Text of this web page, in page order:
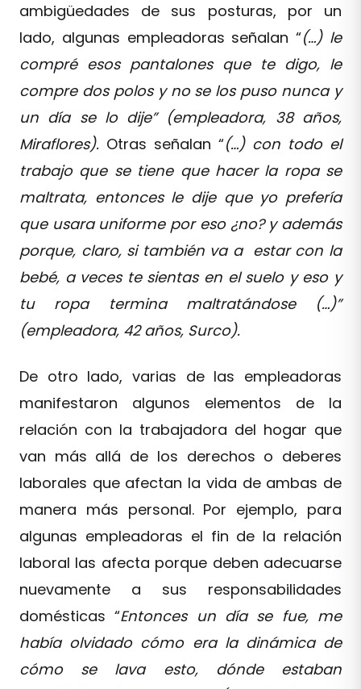
ambigüedades de sus posturas, por un
lado, algunas empleadoras señalan “(…) le
compré esos pantalones que te digo, le
compre dos polos y no se los puso nunca y
un día se lo dije” (empleadora, 38 años,
Miraflores). Otras señalan “(…) con todo el
trabajo que se tiene que hacer la ropa se
maltrata, entonces le dije que yo prefería
que usara uniforme por eso ¿no? y además
porque, claro, si también va a estar con la
bebé, a veces te sientas en el suelo y eso y
tu ropa termina maltratándose (…)”
(empleadora, 42 años, Surco).
De otro lado, varias de las empleadoras
manifestaron algunos elementos de la
relación con la trabajadora del hogar que
van más allá de los derechos o deberes
laborales que afectan la vida de ambas de
manera más personal. Por ejemplo, para
algunas empleadoras el fin de la relación
laboral las afecta porque deben adecuarse
nuevamente a sus responsabilidades
domésticas “Entonces un día se fue, me
había olvidado cómo era la dinámica de
cómo se lava esto, dónde estaban